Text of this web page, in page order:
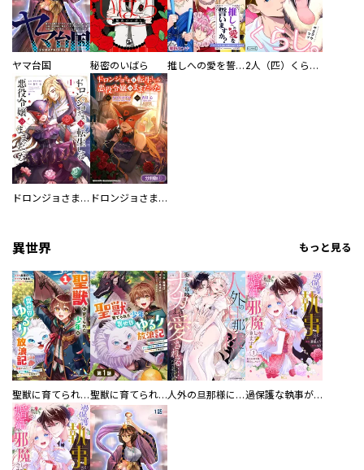
ヤマ台国 秘密のいばら 推しへの愛を誓いますか？～アラサー女子、推しは逃げぬが人生逃げる～ 2人（匹）くらし。
ドロンジョさまは転生しても悪役令嬢のままだった ドロンジョさまは転生しても悪役令嬢のままだった【分冊版】
異世界 もっと見る
聖獣に育てられた少年の異世界ゆるり放浪記～神様からもらったチート魔法で、仲間たちとスローライフを満喫中～ 聖獣に育てられた少年の異世界ゆるり放浪記～神様からもらったチート魔法で、仲間たちとスローライフを満喫中～【分冊版】 人外の旦那様に娶られ毎晩ナカまで愛される…。アンソロジー 過保護な執事が私の婚活を邪魔してきます！ 分冊版